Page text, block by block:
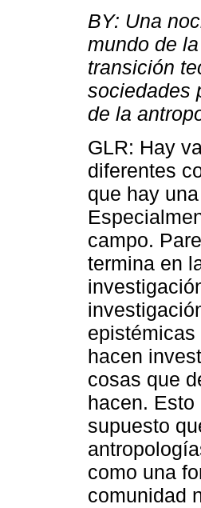
BY: Una
mundo de
transición
sociedades
de la
GLR: Hay
diferentes
que hay
campo.
termina en
hacen
cosas que
hacen.
supuesto
como una
comunidad